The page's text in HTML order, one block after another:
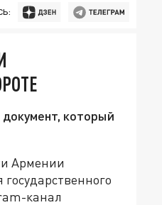
который
Армении
канал